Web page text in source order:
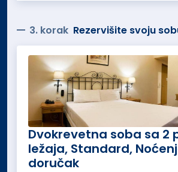
3. korak Rezervišite svoju
Dvokrevetna soba sa 2
ležaja, Standard,
doručak